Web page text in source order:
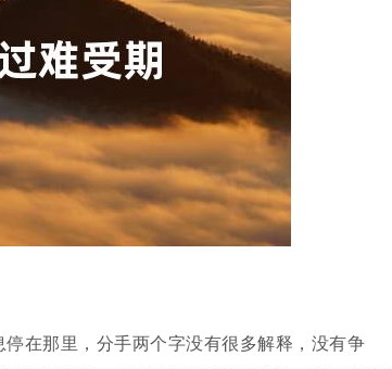
在那里，分手两个字没有很多解释，没有争